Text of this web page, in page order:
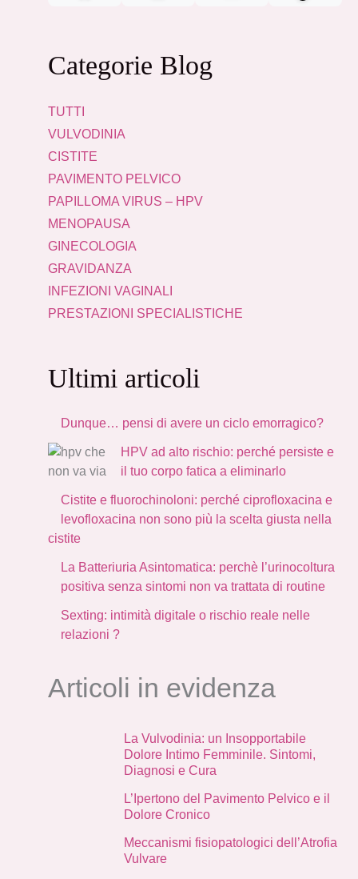
Categorie Blog
TUTTI
VULVODINIA
CISTITE
PAVIMENTO PELVICO
PAPILLOMA VIRUS – HPV
MENOPAUSA
GINECOLOGIA
GRAVIDANZA
INFEZIONI VAGINALI
PRESTAZIONI SPECIALISTICHE
Ultimi articoli
Dunque… pensi di avere un ciclo emorragico?
HPV ad alto rischio: perché persiste e
il tuo corpo fatica a eliminarlo
Cistite e fluorochinoloni: perché ciprofloxacina e
levofloxacina non sono più la scelta giusta nella
cistite
La Batteriuria Asintomatica: perchè l’urinocoltura
positiva senza sintomi non va trattata di routine
Sexting: intimità digitale o rischio reale nelle
relazioni ?
Articoli in evidenza
La Vulvodinia: un Insopportabile
Dolore Intimo Femminile. Sintomi,
Diagnosi e Cura
L’Ipertono del Pavimento Pelvico e il
Dolore Cronico
Meccanismi fisiopatologici dell’Atrofia
Vulvare